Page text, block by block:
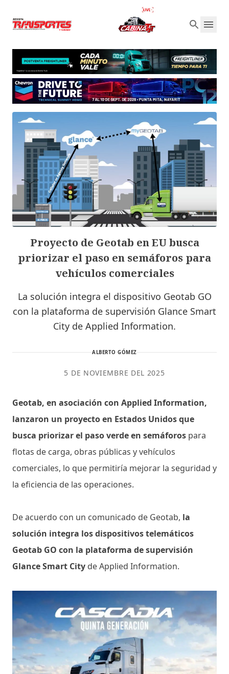
Proyecto de Geotab en EU busca
priorizar el paso en semáforos para
vehículos comerciales
La solución integra el dispositivo Geotab GO
con la plataforma de supervisión Glance Smart
City de Applied Information.
ALBERTO GÓMEZ
5 DE NOVIEMBRE DEL 2025
Geotab, en asociación con Applied Information,
lanzaron un proyecto en Estados Unidos que
busca priorizar el paso verde en semáforos para
flotas de carga, obras públicas y vehículos
comerciales, lo que permitiría mejorar la seguridad y
la eficiencia de las operaciones.
De acuerdo con un comunicado de Geotab, la
solución integra los dispositivos telemáticos
Geotab GO con la plataforma de supervisión
Glance Smart City de Applied Information.